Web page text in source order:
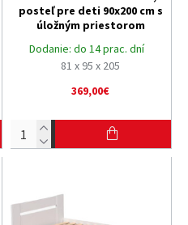
Dodanie: do 14 prac. dní
81 x 95 x 205
posteľ pre deti 90x200 cm s
úložným priestorom
369,00€